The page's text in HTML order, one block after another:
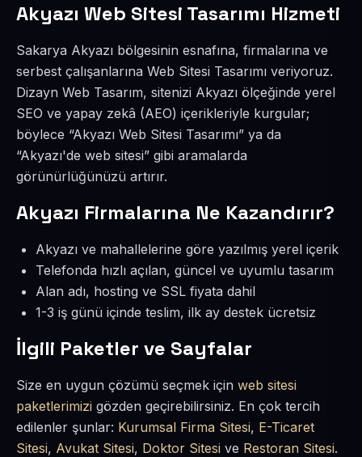
Akyazı Web Sitesi Tasarımı Hizmeti
Sakarya Akyazı bölgesinin esnafına, firmalarına ve
serbest çalışanlarına Web Sitesi Tasarımı veriyoruz.
Dizayn Web Tasarım, sitenizi Akyazı ölçeğinde yerel
SEO ve yapay zekâ (AEO) içerikleriyle kurgular;
böylece “Akyazı Web Sitesi Tasarımı” ya da
“Akyazı'de web sitesi” gibi aramalarda
görünürlüğünüzü artırır.
Akyazı Firmalarına Ne Kazandırır?
Akyazı ve mahallelerine göre yazılmış yerel içerik
Telefonda hızlı açılan, güncel ve uyumlu tasarım
Alan adı, hosting ve SSL fiyata dahil
1-3 iş günü içinde teslim, ilk ay destek ücretsiz
İlgili Paketler ve Sayfalar
Size en uygun çözümü seçmek için web sitesi
paketlerimizi gözden geçirebilirsiniz. En çok tercih
edilenler şunlar: Kurumsal Firma Sitesi, E-Ticaret
Sitesi, Avukat Sitesi, Doktor Sitesi ve Restoran Sitesi.